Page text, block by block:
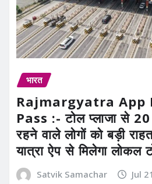
भारत
Rajmargyatra App
Pass :- टोल प्लाजा से 20
रहने वाले लोगों को बड़ी
यात्रा ऐप से मिलेगा लोकल
Satvik Samachar Jul